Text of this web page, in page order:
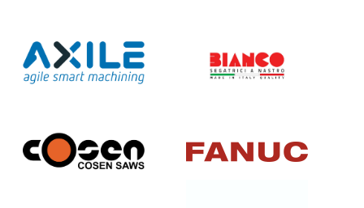
Axile Bianco
Cosen Fanuc